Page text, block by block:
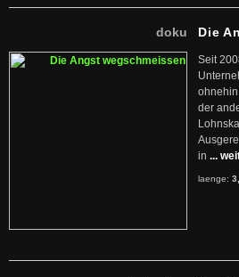
doku Die
Seit
der
in ...
laenge: